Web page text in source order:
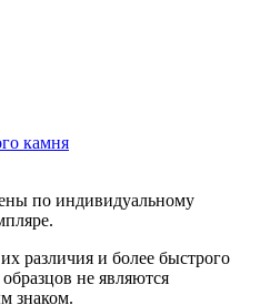
камня
по индивидуальному
различия и более быстрого
не являются
знаком.